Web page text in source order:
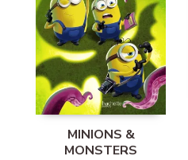
MINIONS &
MONSTERS